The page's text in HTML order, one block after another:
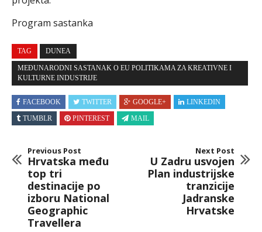
Program sastanka
TAG DUNEA
MEĐUNARODNI SASTANAK O EU POLITIKAMA ZA KREATIVNE I
KULTURNE INDUSTRIJE
FACEBOOK TWITTER GOOGLE+
LINKEDIN
TUMBLR
PINTEREST MAIL
Previous Post
Hrvatska među
top tri
destinacije po
izboru National
Geographic
Travellera
Next Post
U Zadru usvojen
Plan industrijske
tranzicije
Jadranske
Hrvatske